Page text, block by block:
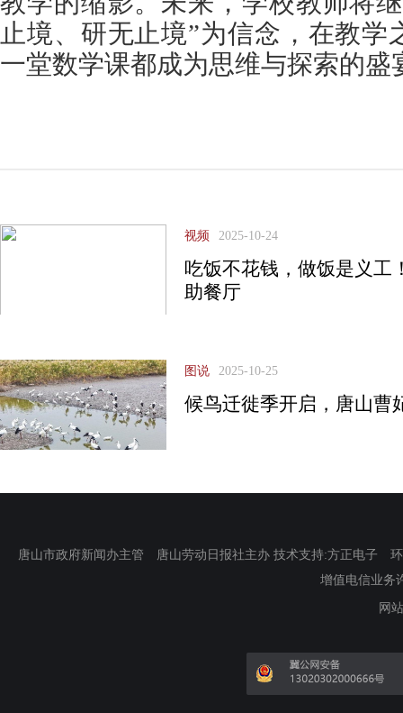
止境、研无止境”为信念，在教学
一堂数学课都成为思维与探索的盛
视频 2025-10-24
吃饭不花钱，做饭是义工
助餐厅
图说 2025-10-25
候鸟迁徙季开启，唐山曹
唐山市政府新闻办主管 唐山劳动日报社主办 技术支持:方正电子
增值电信业务
网